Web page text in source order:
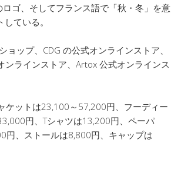
ゴ、そしてフランス語で「秋・冬」を意
ている。
ップ、CDG の公式オンラインストア、
ラインストア、Artox 公式オンラインス
ケットは23,100～57,200円、フーディー
円、Tシャツは13,200円、ペーパ
円、ストールは8,800円、キャップは